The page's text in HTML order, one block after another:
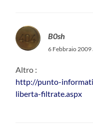
B0sh
6 Febbraio 2009
Altro :
http://punto-
liberta-filtrate.aspx